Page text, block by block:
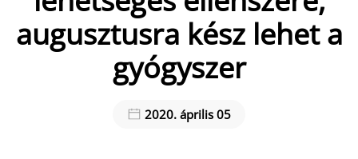
augusztusra kész lehet a
gyógyszer
2020. április 05